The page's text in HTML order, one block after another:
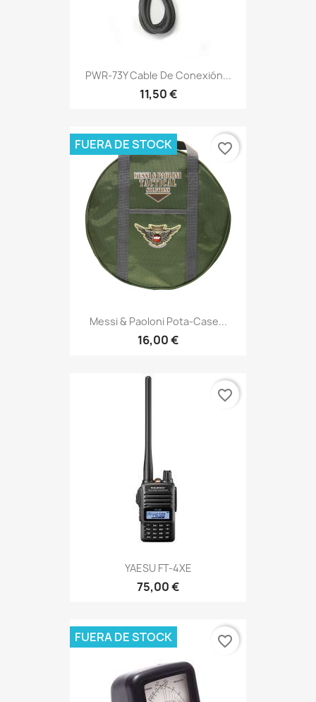
PWR-73Y Cable De Conexión...
11,50 €
Messi & Paoloni Pota-Case...
16,00 €
FUERA DE STOCK favorite_border
YAESU FT-4XE
75,00 €
favorite_border
FUERA DE STOCK favorite_border